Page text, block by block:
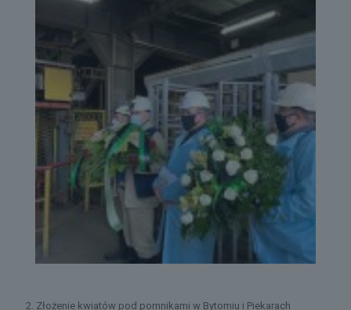
2. Złożenie kwiatów pod pomnikami w Bytomiu i Piekarach